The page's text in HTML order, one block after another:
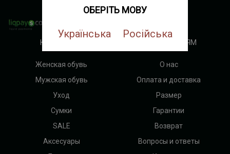
ОБЕРІТЬ МОВУ
Українська Російська
КАТЕГОРИИ
Женская обувь
Мужская обувь
Уход
Сумки
SALE
Аксесуары
ПОКУПАТЕЛЯМ
О нас
Оплата и доставка
Размер
Гарантии
Возврат
Вопросы и ответы